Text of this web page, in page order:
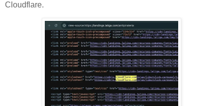
Cloudflare.